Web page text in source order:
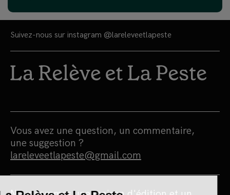
Suivez-nous sur instagram @lareleveetlapeste
Vous avez une question, un commentaire,
une suggestion ?
lareleveetlapeste@gmail.com